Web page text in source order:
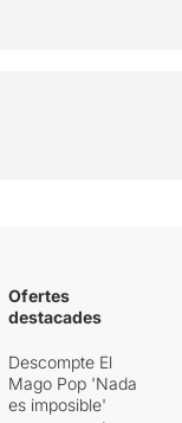
Ofertes
destacades
Descompte El
Mago Pop 'Nada
es imposible'